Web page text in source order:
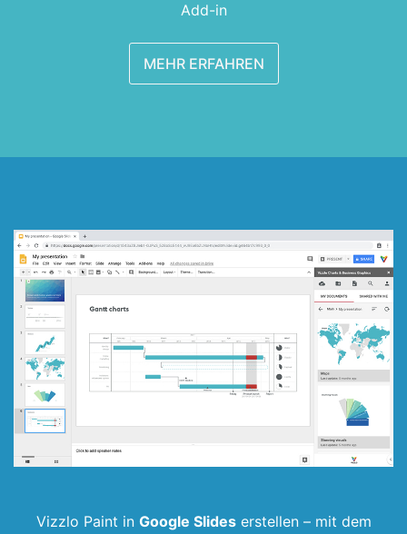
Add-in
MEHR ERFAHREN
Vizzlo Paint in Google Slideserstellen – mit dem